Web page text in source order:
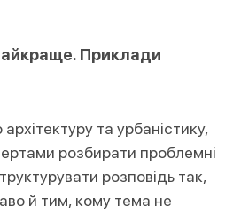
Приклади
та урбаністику,
розбирати проблемні
розповідь так,
й тим, кому тема не